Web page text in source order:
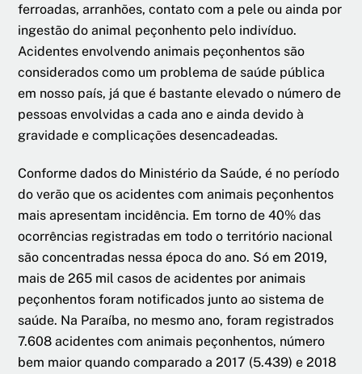
ferroadas, arranhões, contato com a pele ou ainda por
ingestão do animal peçonhento pelo indivíduo.
Acidentes envolvendo animais peçonhentos são
considerados como um problema de saúde pública
em nosso país, já que é bastante elevado o número de
pessoas envolvidas a cada ano e ainda devido à
gravidade e complicações desencadeadas.
Conforme dados do Ministério da Saúde, é no período
do verão que os acidentes com animais peçonhentos
mais apresentam incidência. Em torno de 40% das
ocorrências registradas em todo o território nacional
são concentradas nessa época do ano. Só em 2019,
mais de 265 mil casos de acidentes por animais
peçonhentos foram notificados junto ao sistema de
saúde. Na Paraíba, no mesmo ano, foram registrados
7.608 acidentes com animais peçonhentos, número
bem maior quando comparado a 2017 (5.439) e 2018